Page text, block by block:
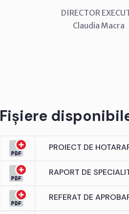
DIRECTOR
Claudia
Fișiere
PROIECT DE
RAPORT DE
REFERAT DE